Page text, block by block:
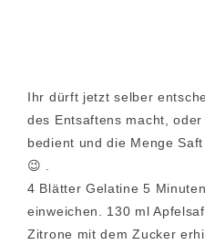
Ihr dürft jetzt selber
des Entsaftens macht,
bedient und die Menge
😉 .
4 Blätter Gelatine 5
einweichen. 130 ml
Zitrone mit dem Zucker